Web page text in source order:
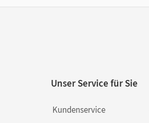
Unser Service für Sie
Kundenservice